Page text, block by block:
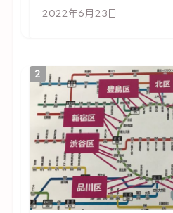
2022年6月23日
2